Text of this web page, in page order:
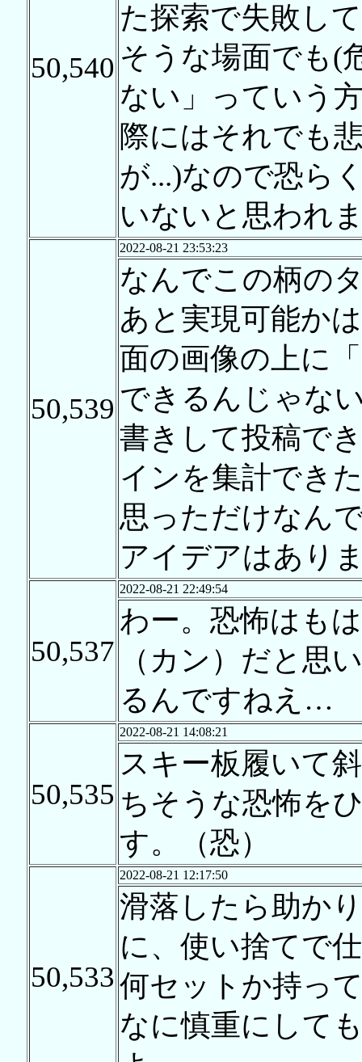
50,540
た探索で失敗し
そうな場面でも(
ない」っていう
際にはそれでも
が...)なので恐ら
いないと思われ
50,539
2022-08-21 23:53:23
なんでこの柄の
あと実現可能か
面の画像の上に
できるんじゃな
書きして投稿で
インを集計でき
思っただけなん
アイデアはあり
50,537
2022-08-21 22:49:54
わー。恐怖はも
（カン）だと思
るんですねえ…
50,535
2022-08-21 14:08:21
スキー板履いて
ちそうな恐怖を
す。（恐）
50,533
2022-08-21 12:17:50
滑落したら助か
に、使い捨てで
何セットか持っ
なに慎重にして